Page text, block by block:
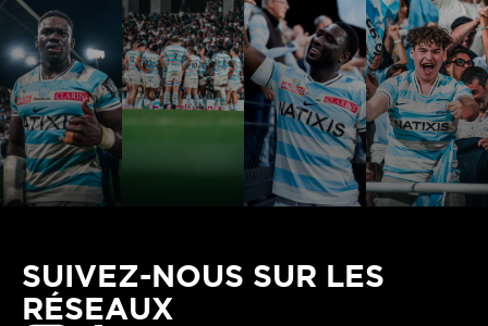
SUIVEZ-NOUS SUR LES
RÉSEAUX